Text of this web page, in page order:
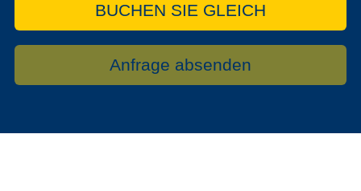
BUCHEN SIE GLEICH
Anfrage absenden